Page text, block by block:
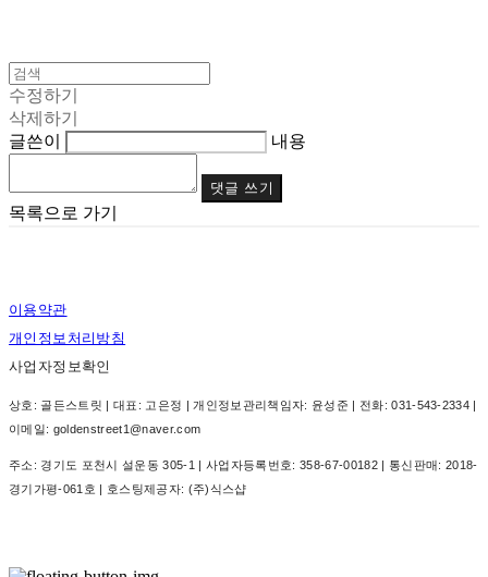
수정하기
삭제하기
글쓴이
내용
댓글 쓰기
목록으로 가기
이용약관
개인정보처리방침
사업자정보확인
상호: 골든스트릿 | 대표: 고은정 | 개인정보관리책임자: 윤성준 | 전화: 031-543-2334 |
이메일: goldenstreet1@naver.com
주소: 경기도 포천시 설운동 305-1 | 사업자등록번호: 358-67-00182| 통신판매: 2018-
경기가평-061호 | 호스팅제공자: (주)식스샵